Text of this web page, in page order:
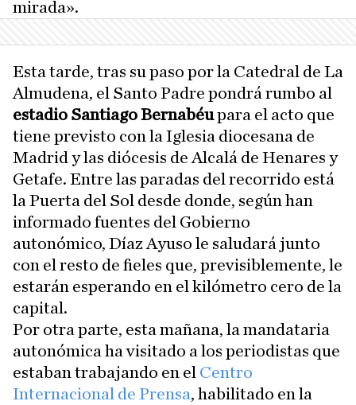
mirada».
Esta tarde, tras su paso por la Catedral de La
Almudena, el Santo Padre pondrá rumbo al
estadio Santiago Bernabéupara el acto que
tiene previsto con la Iglesia diocesana de
Madrid y las diócesis de Alcalá de Henares y
Getafe. Entre las paradas del recorrido está
la Puerta del Sol desde donde, según han
informado fuentes del Gobierno
autonómico, Díaz Ayuso le saludará junto
con el resto de fieles que, previsiblemente, le
estarán esperando en el kilómetro cero de la
capital.
Por otra parte, esta mañana, la mandataria
autonómica ha visitado a los periodistas que
estaban trabajando en el Centro
Internacional de Prensa, habilitado en la